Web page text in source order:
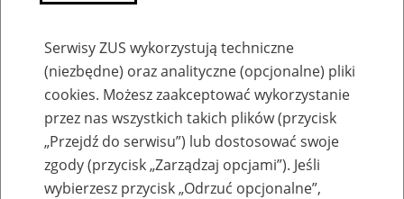
Przepraszamy,
podana strona nie została znaleziona.
Błąd 404
Serwisy ZUS wykorzystują techniczne
(niezbędne) oraz analityczne (opcjonalne) pliki
cookies. Możesz zaakceptować wykorzystanie
przez nas wszystkich takich plików (przycisk
„Przejdź do serwisu”) lub dostosować swoje
zgody (przycisk „Zarządzaj opcjami”). Jeśli
wybierzesz przycisk „Odrzuć opcjonalne”,